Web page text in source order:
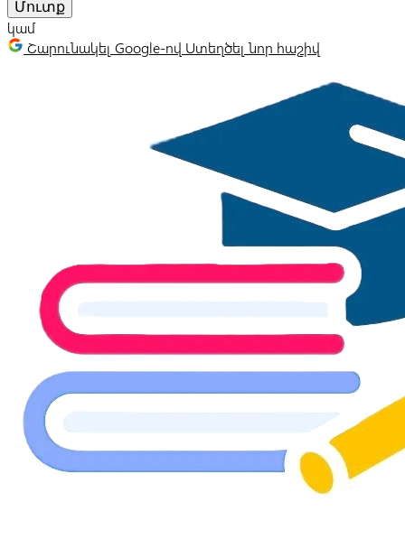
Մուտք
կամ
Շարունակել Google-ով Ստեղծել նոր հաշիվ